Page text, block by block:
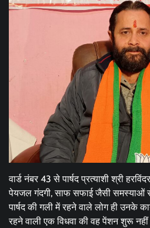
वार्ड नंबर 43 से पार्षद प्रत्याशी श्री
पेयजल गंदगी, साफ सफाई जैसी समस्याओं
पार्षद की गली में रहने वाले लोग ही उनके
रहने वाली एक विधवा की वह पेंशन शुरू